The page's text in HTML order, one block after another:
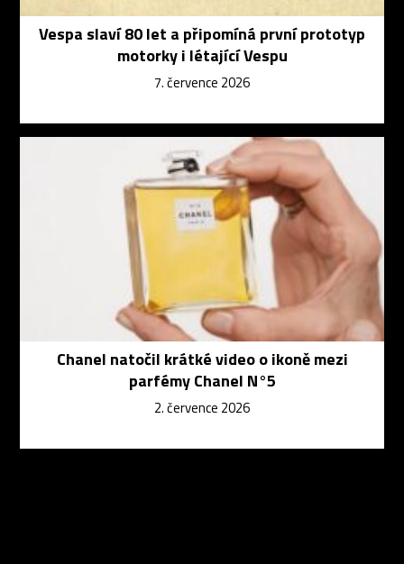
Vespa slaví 80 let a připomíná první prototyp
motorky i létající Vespu
7. července 2026
Chanel natočil krátké video o ikoně mezi
parfémy Chanel N°5
2. července 2026